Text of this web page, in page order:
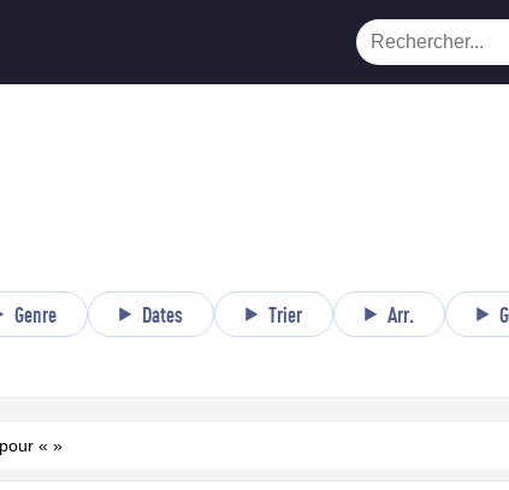
Genre Dates Trier Arr.
« »